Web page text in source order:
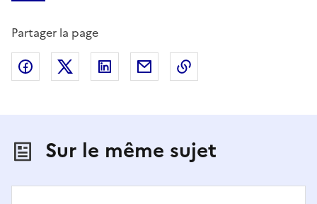
Partager la page
Partager sur Facebook
Partager sur X (anciennement Twitter)
Partager sur LinkedIn
Partager par email
Sur le même sujet